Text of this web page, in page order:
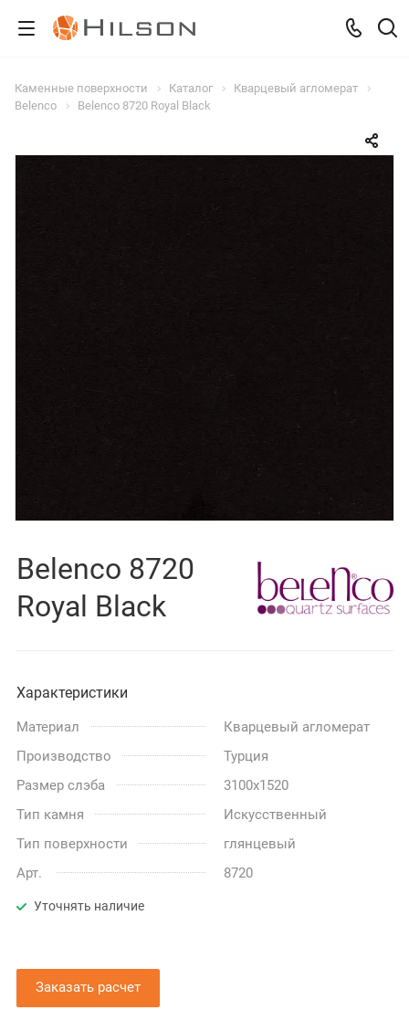
Каменные поверхности Каталог
Кварцевый агломерат
Belenco
Belenco 8720 Royal Black
Belenco 8720
Royal Black
Характеристики
Материал
Кварцевый агломерат
Производство
Турция
Размер слэба
3100x1520
Тип камня
Искусственный
Тип поверхности
глянцевый
Арт.
8720
Уточнять наличие
Заказать расчет